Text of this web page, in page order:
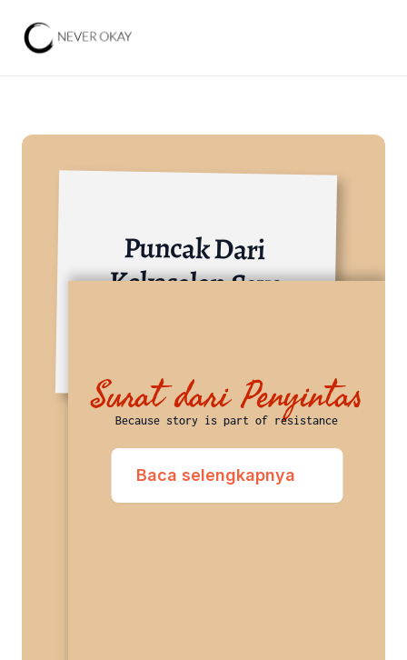
Puncak Dari
Kekesalan Saya
Surat dari Penyintas
Because story is part of resistance
Baca selengkapnya